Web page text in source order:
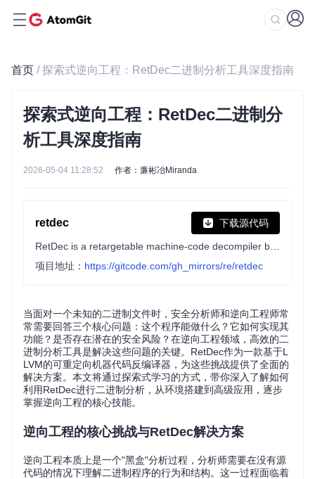
首页 / 探索式逆向工程：RetDec二进制分析工具深度指南
探索式逆向工程：RetDec二进制分
析工具深度指南
2026-05-04 11:28:52 作者：廉彬冶Miranda
retdec 下载源代码
项目地址： https://gitcode.com/gh_mirrors/re/retdec
当面对一个未知的二进制文件时，安全分析师和逆向工程师常
常需要回答三个核心问题：这个程序能做什么？它如何实现其
功能？是否存在潜在的安全风险？在逆向工程领域，高效的二
进制分析工具是解决这些问题的关键。RetDec作为一款基于L
LVM的可重定向机器代码反编译器，为这些挑战提供了全面的
解决方案。本文将通过探索式学习的方式，带你深入了解如何
利用RetDec进行二进制分析，从环境搭建到高级应用，逐步
掌握逆向工程的核心技能。
逆向工程的核心挑战与RetDec解决方案
逆向工程本质上是一个"黑盒"分析过程，分析师需要在没有源
代码的情况下理解二进制程序的行为和结构。这一过程面临着